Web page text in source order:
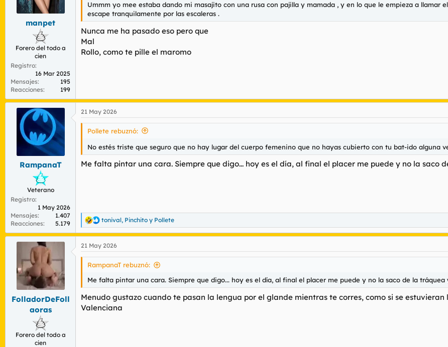
:
manpet
Forero del todo a
cien
Registro
16 Mar 2025
Mensajes
195
Reacciones
199
Ummm yo mee estaba dando mi masajito con una rusa con pajilla y mamada , y en lo que le empieza a llamar
escape tranquilamente por las escaleras .
Nunca me ha pasado eso pero que
Mal
Rollo, como te pille el maromo
RampanaT
Veterano
Registro
1 May 2026
Mensajes
1.407
Reacciones
5.179
21 May 2026
Pollete rebuznó:
No estés triste que seguro que no hay lugar del cuerpo femenino que no hayas cubierto con tu bat-ido alguna
Me falta pintar una cara. Siempre que digo... hoy es el día, al final el placer me puede y no la saco
R
e
a
c
c
e
s
:
tonival, Pinchito y Pollete
FolladorDeFoll
aoras
Forero del todo a
cien
21 May 2026
RampanaT rebuznó:
Me falta pintar una cara. Siempre que digo... hoy es el día, al final el placer me puede y no la saco de la tráquea
Menudo gustazo cuando te pasan la lengua por el glande mientras te corres, como si se
Valenciana